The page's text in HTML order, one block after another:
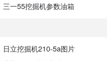
三一55挖掘机参数油箱
日立挖掘机210-5a图片